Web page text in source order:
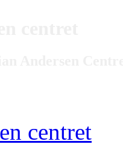
centret